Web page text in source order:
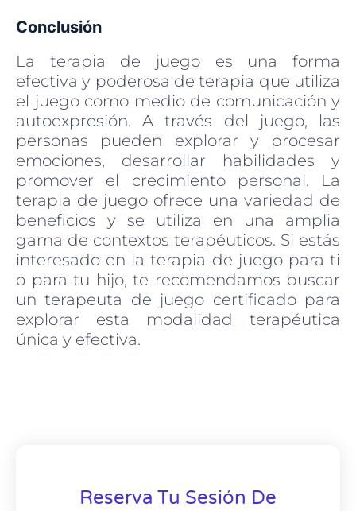
Conclusión
La terapia de juego es una forma
efectiva y poderosa de terapia que utiliza
el juego como medio de comunicación y
autoexpresión. A través del juego, las
personas pueden explorar y procesar
emociones, desarrollar habilidades y
promover el crecimiento personal. La
terapia de juego ofrece una variedad de
beneficios y se utiliza en una amplia
gama de contextos terapéuticos. Si estás
interesado en la terapia de juego para ti
o para tu hijo, te recomendamos buscar
un terapeuta de juego certificado para
explorar esta modalidad terapéutica
única y efectiva.
Reserva Tu Sesión De